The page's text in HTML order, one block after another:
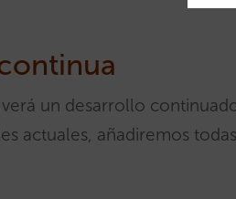
un desarrollo
actuales, añadiremos